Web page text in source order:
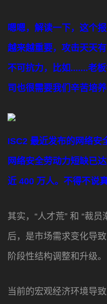
嗯嗯，解读一下，这个
越来越重要，攻击天天
不可抗力，比如.......老
司也很需要我们辛苦培养
ISC2 最近发布的网络安
网络安全劳动力短缺已
近 400 万人。 不得不说
其实，“人才荒” 和 “裁
后，是市场需求变化导
阶段性结构调整和升级。
当前的宏观经济环境导